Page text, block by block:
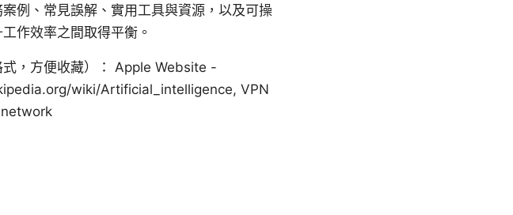
例、常見誤解、實用工具與資源，以及可操
作效率之間取得平衡。
，方便收藏）： Apple Website -
wiki/Artificial_intelligence, VPN